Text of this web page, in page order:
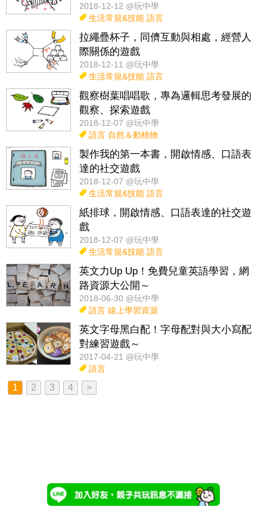
2018-12-12 @玩中學
生活常規&技能 語言
拉繩疊杯子，同儕互動與相處，經營人
際關係的遊戲
2018-12-11 @玩中學
生活常規&技能 語言
觀察樹葉唱唱歌，專為邏輯思考發展的
觀察、探索遊戲
2018-12-07 @玩中學
語言 自然＆動植物
製作我的第一本書，開啟情感、口語表
達的社交遊戲
2018-12-07 @玩中學
生活常規&技能 語言
紙排球，開啟情感、口語表達的社交遊
戲
2018-12-07 @玩中學
生活常規&技能 語言
英文力Up Up！免費兒童英語學習，網
路資源大公開～
2018-06-30 @玩中學
語言 線上學習資源
英文字母黑白配！字母配對與大小寫配
對練習遊戲～
2017-04-21 @玩中學
語言
1 2 3 4 >